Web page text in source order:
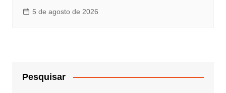
5 de agosto de 2026
Pesquisar